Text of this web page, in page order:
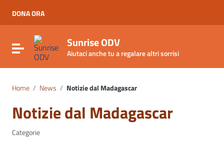
Vai al menu di navigazione
Vai al footer
DONA ORA
Attiva / disattiva la navigazione
Sunrise ODV
Aiutaci anche tu a regalare altri sorrisi
Home / News / Notizie dal Madagascar
Notizie dal Madagascar
Categorie